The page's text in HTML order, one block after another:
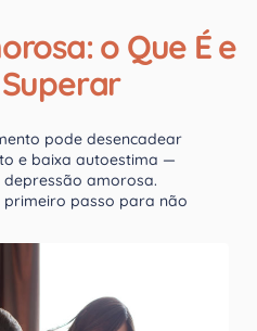
o Que É e
pode desencadear
e baixa autoestima —
amorosa.
primeiro passo para não